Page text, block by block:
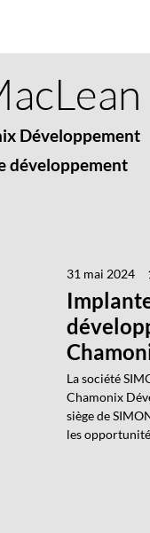
Développement
développement
31 mai 2024
La société
Chamonix
siège de
les